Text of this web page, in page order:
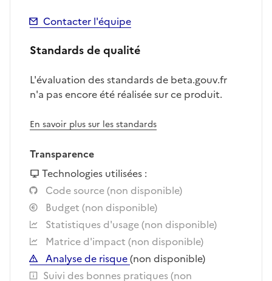
Contacter l'équipe
Standards de qualité
L'évaluation des standards de beta.gouv.fr
n'a pas encore été réalisée sur ce produit.
En savoir plus sur les standards
Transparence
Technologies utilisées :
Code source (non disponible)
Budget (non disponible)
Statistiques d'usage (non disponible)
Matrice d'impact (non disponible)
Analyse de risque(non disponible)
Suivi des bonnes pratiques (non